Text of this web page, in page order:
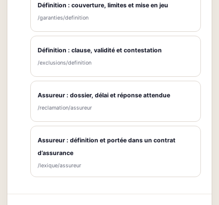
Définition : couverture, limites et mise en jeu
/garanties/definition
Définition : clause, validité et contestation
/exclusions/definition
Assureur : dossier, délai et réponse attendue
/reclamation/assureur
Assureur : définition et portée dans un contrat
d’assurance
/lexique/assureur